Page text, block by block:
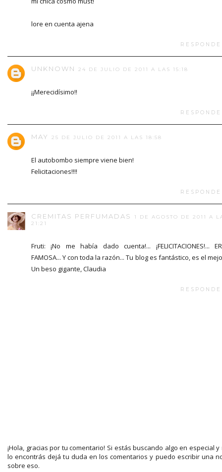
lore en cuenta ajena
UNKNOWN 24 DE JULIO DE 2011 A LAS 15:18
¡¡Merecidísimo!!
MAY 25 DE JULIO DE 2011 A LAS 18:58
El autobombo siempre viene bien!
Felicitaciones!!!!
CREMITAS PERFUMADAS
1 DE AGOSTO DE 2011 A
21:21
Fruti: ¡No me había dado cuenta!... ¡FELICITACIONES!...
FAMOSA... Y con toda la razón... Tu blog es fantástico, es el
Un beso gigante, Claudia
¡Hola, gracias por tu comentario! Si estás buscando algo en especial y
lo encontrás dejá tu duda en los comentarios y puedo escribir una
sobre eso.